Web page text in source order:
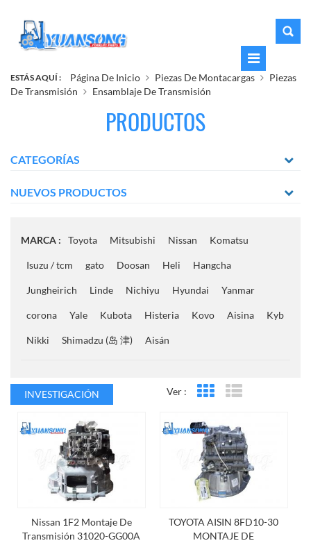
ESTÁS AQUÍ : Página De Inicio Piezas De Montacargas
Piezas
De Transmisión
Ensamblaje De Transmisión
PRODUCTOS
CATEGORÍAS
NUEVOS PRODUCTOS
MARCA : Toyota Mitsubishi Nissan Komatsu
Isuzu / tcm gato Doosan Heli Hangcha
Jungheirich Linde Nichiyu Hyundai Yanmar
corona Yale Kubota Histeria Kovo Aisina Kyb
Nikki Shimadzu (岛 津) Aisán
INVESTIGACIÓN Ver : Vista en cuadrícula
Nissan 1F2 Montaje De
Transmisión 31020-GG00A
TOYOTA AISIN 8FD10-30
MONTAJE DE